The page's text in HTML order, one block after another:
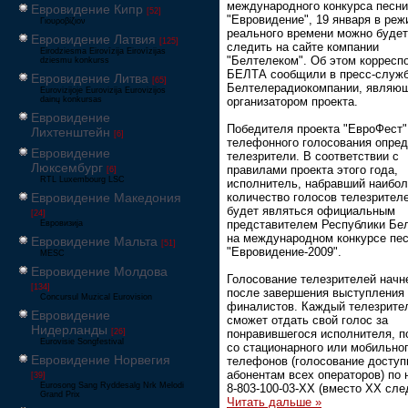
Евровидение Кипр [52]
Γιουροβίζιον
Евровидение Латвия [125]
Eirodziesma Eirovīzija Eirovīzijas
dziesmu konkurss
Евровидение Литва [65]
Eurovizijoje Eurovizija Eurovizijos
dainų konkursas
Евровидение
Лихтенштейн [6]
Евровидение
Люксембург [6]
RTL Luxembourg LSC
Евровидение Македония
[24]
Евровизија
Евровидение Мальта [51]
MESC
Евровидение Молдова
[134]
Concursul Muzical Eurovision
Евровидение
Нидерланды [26]
Eurovisie Songfestival
Евровидение Норвегия
[39]
Eurosong Sang Ryddesalg Nrk Melodi
Grand Prix
международного конкурса песни
"Евровидение", 19 января в
реального времени можно будет
следить на сайте компании
"Белтелеком". Об этом
БЕЛТА сообщили в пресс-
Белтелерадиокомпании,
организатором проекта.
Победителя проекта
телефонного голосования
телезрители. В соответствии с
правилами проекта этого года,
исполнитель, набравший
количество голосов
будет являться официальным
представителем Республики
на международном конкурсе
"Евровидение-2009".
Голосование телезрителей
после завершения выступления
финалистов. Каждый
сможет отдать свой голос за
понравившегося исполнителя,
со стационарного или
телефонов (голосование
абонентам всех операторов) по
8-803-100-03-ХХ (вместо ХХ
Читать дальше »